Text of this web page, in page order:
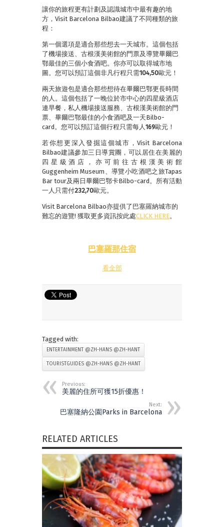
讓你的旅程更有計劃及認識城市中最有趣的地
方，Visit Barcelona Bilbao建議了不同種類的旅
程：
第一個選項是適合那些想去一天城市。這個包括
了機場接送、古根漢美術館的門票及導覽畢爾巴
鄂最佳的三個小食酒吧。你亦可以取得城市地
圖。您可以預訂這個非凡行程只需104,50歐元！
兩天旅遊包是適合那些想待在畢爾巴鄂更長時間
的人。這個包括了一晚位於市中心的四星級酒店
連早餐，私人機場接送服務、古根漢美術館的門
票、畢爾巴鄂最佳的小食酒吧及一天Bilbo-
card。您可以預訂這個行程只需每人169歐元！
若你想更深入發掘這個城市，Visit Barcelona
Bilbao建議參加三日導賞團，可以居住在美麗的
四星級酒店，亦可前往古根漢美術館
Guggenheim Museum、導覽小吃酒吧之旅Tapas
Bar tour及兩日畢爾巴鄂卡Bilbo-card。所有活動
一人只需付232,70歐元。
Visit Barcelona Bilbao亦提供了巴塞羅納城市的
難忘的遊覽! 獲取更多資訊按此處CLICK HERE。
巴塞羅那住宿
看全部
Tagged with:
ENTERTAINMENT @ZH-HANS @ZH-HANT
TOURISTGUIDES @ZH-HANS @ZH-HANT
Previous:
美麗的住所可獲15折優惠！
Next:
巴塞隆納公園Parks in Barcelona
RELATED ARTICLES